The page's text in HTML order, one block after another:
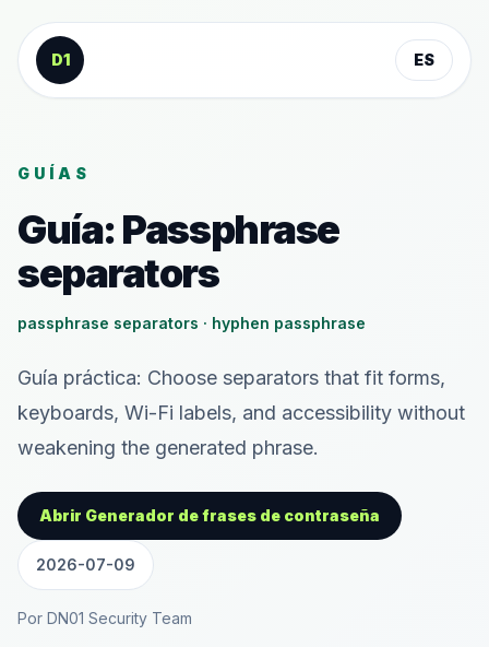
Saltar al contenido
D1
ES
GUÍAS
Guía: Passphrase
separators
passphrase separators · hyphen passphrase
Guía práctica: Choose separators that fit forms,
keyboards, Wi-Fi labels, and accessibility without
weakening the generated phrase.
Abrir Generador de frases de contraseña
2026-07-09
Por DN01 Security Team